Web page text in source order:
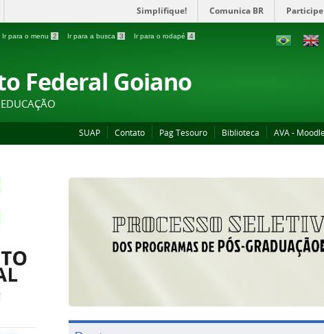
Simplifique! Comunica BR Participe
Ir para o menu 2 Ir para a busca 3 Ir para o rodapé 4
Federal Goiano
SUAP Contato Pag Tesouro Biblioteca AVA -
Destaque